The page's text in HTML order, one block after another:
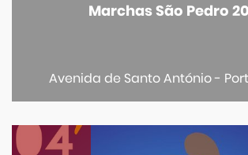
Marchas São Pedro
Avenida de Santo António -